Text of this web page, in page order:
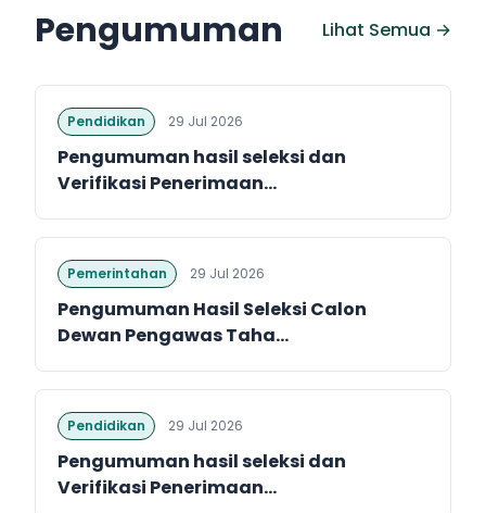
Jepang.
Pengumuman Lihat Semua →
Pendidikan 29 Jul 2026
Pengumuman hasil seleksi dan
Verifikasi Penerimaan...
Pemerintahan 29 Jul 2026
Pengumuman Hasil Seleksi Calon
Dewan Pengawas Taha...
Pendidikan 29 Jul 2026
Pengumuman hasil seleksi dan
Verifikasi Penerimaan...